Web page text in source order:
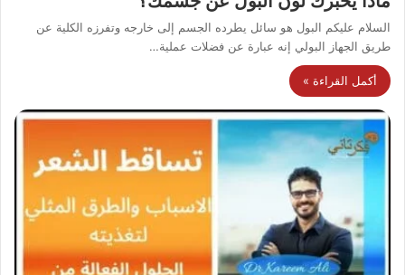
السلام عليكم البول هو سائل يطرده الجسم إلى خارجه وتفرزه الكلية عن
طريق الجهاز البولي إنه عبارة عن فضلات عملية…
أكمل القراءة »